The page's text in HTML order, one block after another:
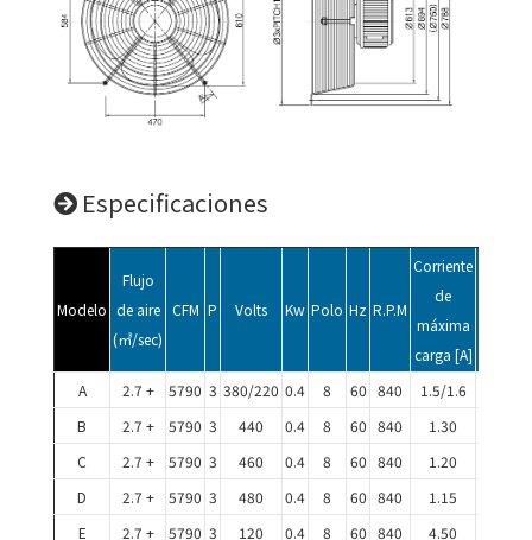
Especificaciones
Modelo
Flujo
de aire
(㎥/sec)
CFM P Volts Kw Polo Hz R.P.M
Corriente
de
máxima
carga [A]
A
2.7 + 5790 3 380/220 0.4 8 60 840 1.5/1.6
B
2.7 + 5790 3 440 0.4 8 60 840 1.30
C
2.7 + 5790 3 460 0.4 8 60 840 1.20
D
2.7 + 5790 3 480 0.4 8 60 840 1.15
E
2.7 + 5790 3 120 0.4 8 60 840 4.50